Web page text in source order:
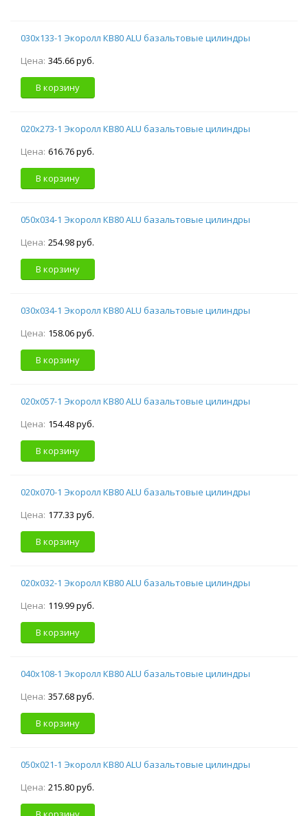
030х133-1 Экоролл КВ80 ALU базальтовые цилиндры
Цена: 345.66 руб.
В корзину
020х273-1 Экоролл КВ80 ALU базальтовые цилиндры
Цена: 616.76 руб.
В корзину
050х034-1 Экоролл КВ80 ALU базальтовые цилиндры
Цена: 254.98 руб.
В корзину
030х034-1 Экоролл КВ80 ALU базальтовые цилиндры
Цена: 158.06 руб.
В корзину
020х057-1 Экоролл КВ80 ALU базальтовые цилиндры
Цена: 154.48 руб.
В корзину
020х070-1 Экоролл КВ80 ALU базальтовые цилиндры
Цена: 177.33 руб.
В корзину
020х032-1 Экоролл КВ80 ALU базальтовые цилиндры
Цена: 119.99 руб.
В корзину
040х108-1 Экоролл КВ80 ALU базальтовые цилиндры
Цена: 357.68 руб.
В корзину
050х021-1 Экоролл КВ80 ALU базальтовые цилиндры
Цена: 215.80 руб.